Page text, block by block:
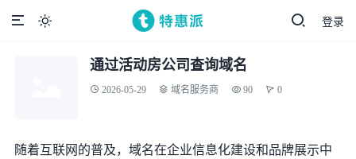
登录

通过活动房公司查询域名
2026-05-29 域名服务商 90 0
随着互联网的普及，域名在企业信息化建设和品牌展示中